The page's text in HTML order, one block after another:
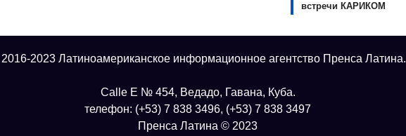
встречи КАРИКОМ
2023 Латиноамериканское информационное агентство Пренса Латина.
Calle E № 454, Ведадо, Гавана, Куба.
телефон: (+53) 7 838 3496, (+53) 7 838 3497
Пренса Латина © 2023